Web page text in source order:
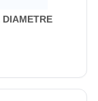
DIAMETRE